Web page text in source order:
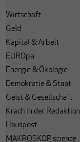
Wirtschaft
Geld
Kapital & Arbeit
EUROpa
Energie & Ökologie
Demokratie & Staat
Geist & Gesellschaft
Krach in der Redaktion
Hauspost
MAKROSKOP science